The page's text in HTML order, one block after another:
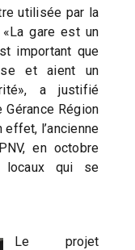
utilisée par la
gare est un
important que
et aient un
a justifié
Région
effet, l’ancienne
en octobre
qui se
Le projet